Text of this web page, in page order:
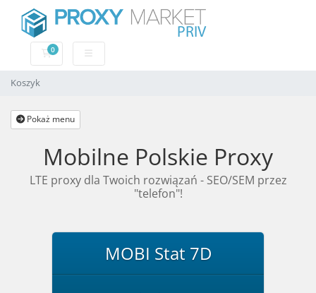
0
Koszyk
Koszyk
Pokaż menu
Mobilne Polskie Proxy
LTE proxy dla Twoich rozwiązań - SEO/SEM przez
"telefon"!
MOBI Stat 7D